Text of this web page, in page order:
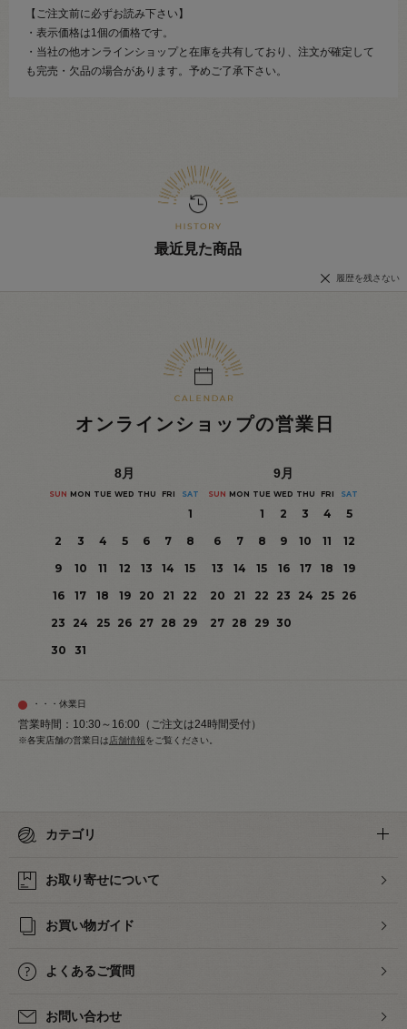
【ご注文前に必ずお読み下さい】
・表示価格は1個の価格です。
・当社の他オンラインショップと在庫を共有しており、注文が確定して
も完売・欠品の場合があります。予めご了承下さい。
最近見た商品
履歴を残さない
オンラインショップの営業日
8月
SUN MON TUE WED THU FRI SAT
1
2
3 4 5 6 7
8
9
10 11 12 13 14
15
16
17 18 19 20 21
22
23
24 25 26 27 28 29
30
31
9月
SUN MON TUE WED THU FRI SAT
1 2 3 4
5
6
7 8 9 10 11
12
13
14 15 16 17 18
19
20
21 22 23 24 25
26
27 28 29 30
・・・休業日
営業時間：10:30～16:00（ご注文は24時間受付）
※各実店舗の営業日は 店舗情報をご覧ください。
カテゴリ
お取り寄せについて
お買い物ガイド
よくあるご質問
お問い合わせ